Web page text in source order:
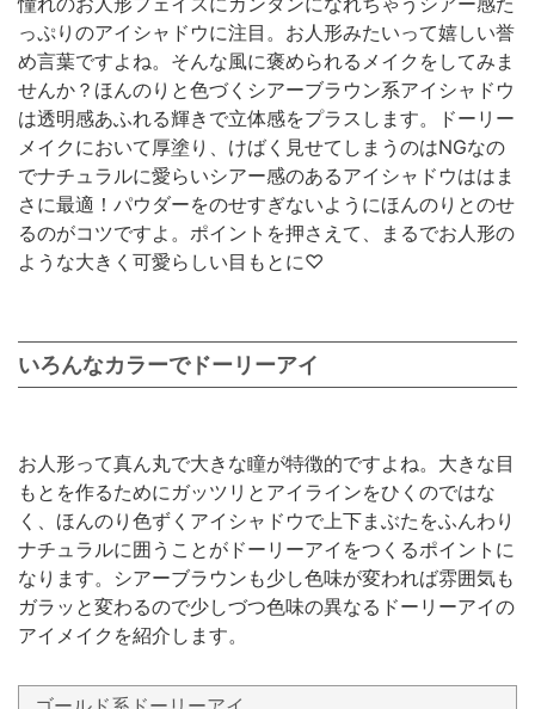
っぷりのアイシャドウに注目。お人形みたいって嬉しい誉
め言葉ですよね。そんな風に褒められるメイクをしてみま
せんか？ほんのりと色づくシアーブラウン系アイシャドウ
は透明感あふれる輝きで立体感をプラスします。ドーリー
メイクにおいて厚塗り、けばく見せてしまうのはNGなの
でナチュラルに愛らいシアー感のあるアイシャドウははま
さに最適！パウダーをのせすぎないようにほんのりとのせ
るのがコツですよ。ポイントを押さえて、まるでお人形の
ような大きく可愛らしい目もとに♡
いろんなカラーでドーリーアイ
お人形って真ん丸で大きな瞳が特徴的ですよね。大きな目
もとを作るためにガッツリとアイラインをひくのではな
く、ほんのり色ずくアイシャドウで上下まぶたをふんわり
ナチュラルに囲うことがドーリーアイをつくるポイントに
なります。シアーブラウンも少し色味が変われば雰囲気も
ガラッと変わるので少しづつ色味の異なるドーリーアイの
アイメイクを紹介します。